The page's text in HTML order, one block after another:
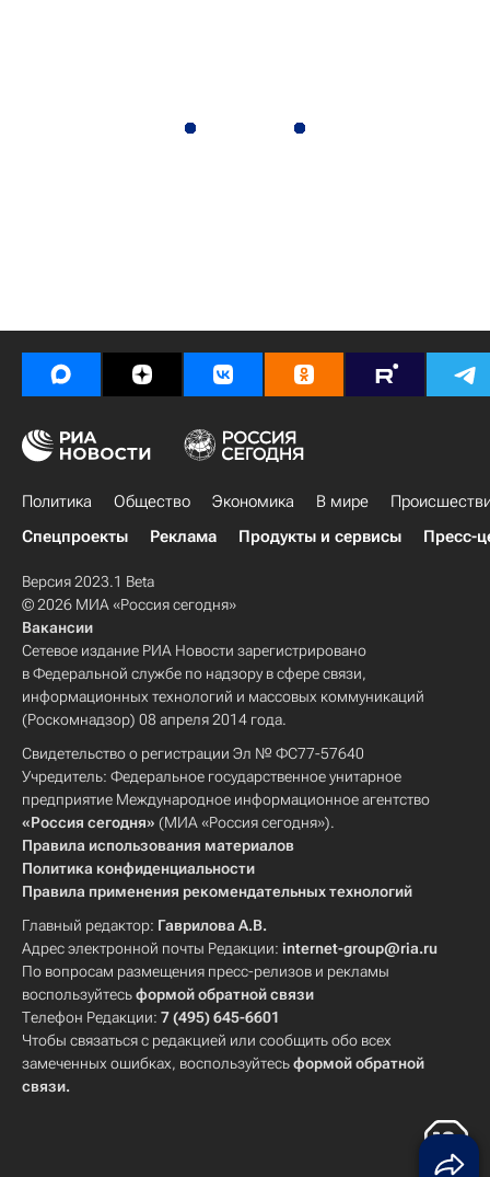
Политика Общество Экономика В мире
Спецпроекты
Реклама Продукты и сервисы Пресс-
Версия 2023.1 Beta
© 2026 МИА «Россия сегодня»
Вакансии
Сетевое издание РИА Новости зарегистрировано
в Федеральной службе по надзору в сфере связи,
информационных технологий и массовых коммуникаций
(Роскомнадзор) 08 апреля 2014 года.
Свидетельство о регистрации Эл № ФС77-57640
Учредитель: Федеральное государственное унитарное
предприятие Международное информационное агентство
«Россия сегодня» (МИА «Россия сегодня»).
Правила использования материалов
Политика конфиденциальности
Правила применения рекомендательных технологий
Главный редактор: Гаврилова А.В.
Адрес электронной почты Редакции: internet-group@ria.ru
По вопросам размещения пресс-релизов и рекламы
воспользуйтесьформой обратной связи
Телефон Редакции: 7 (495) 645-6601
Чтобы связаться с редакцией или сообщить обо всех
замеченных ошибках, воспользуйтесьформой обратной
связи.